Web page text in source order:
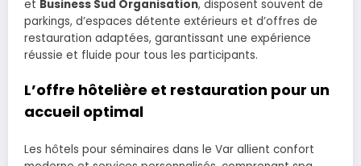
et Business Sud Organisation, disposent souvent de
parkings, d’espaces détente extérieurs et d’offres de
restauration adaptées, garantissant une expérience
réussie et fluide pour tous les participants.
L’offre hôtelière et restauration pour un
accueil optimal
Les hôtels pour séminaires dans le Var allient confort